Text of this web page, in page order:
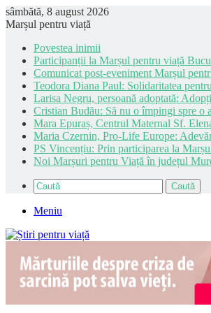
sâmbătă, 8 august 2026
Marșul pentru viață
Povestea inimii
Participanții la Marșul pentru viață
Comunicat post-eveniment Marșul
Teodora Diana Paul: Solidaritatea
Larisa Negru, persoană adoptată:
Cristian Budău: Să nu o împingi spre o
Mara Epuraș, Centrul Maternal Sf.
Maria Czernin, Pro-Life Europe:
PS Vincențiu: Prin participarea la
Noi Marșuri pentru Viață în județul
Caută
Meniu